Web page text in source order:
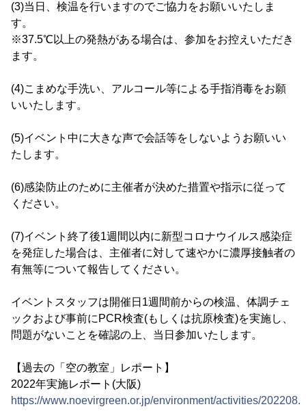
(3)当日、検温を行いますのでご協力をお願いいたしま
す。
※37.5℃以上の発熱がある場合は、参加をお控えいただき
ます。
(4)こまめな手洗い、アルコール等による手指消毒をお願
いいたします。
(5)イベント中に大きな声で会話等をしないようお願いい
たします。
(6)感染防止のために主催者が決めた措置や指示に従って
ください。
(7)イベント終了後1週間以内に新型コロナウイルス感染症
を発症した場合は、主催者に対して速やかに濃厚接触者の
有無等について報告してください。
イベントスタッフは開催日1週間前からの検温、体調チェ
ックおよび事前にPCR検査(もしくは抗原検査)を実施し、
問題がないことを確認の上、当日参加いたします。
【過去の「空の教室」レポート】
2022年実施レポート(大阪)
https://www.noevirgreen.or.jp/environment/activities/